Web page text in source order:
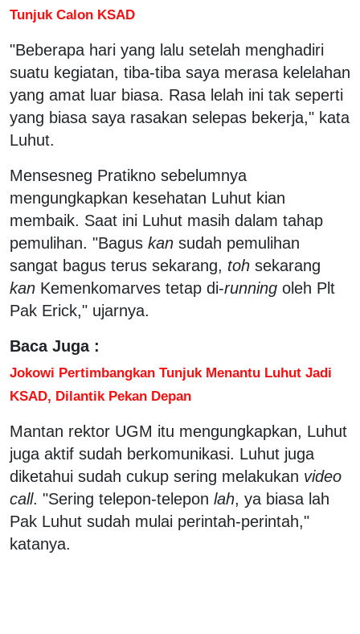
Tunjuk Calon KSAD
"Beberapa hari yang lalu setelah menghadiri
suatu kegiatan, tiba-tiba saya merasa kelelahan
yang amat luar biasa. Rasa lelah ini tak seperti
yang biasa saya rasakan selepas bekerja," kata
Luhut.
Mensesneg Pratikno sebelumnya
mengungkapkan kesehatan Luhut kian
membaik. Saat ini Luhut masih dalam tahap
pemulihan. "Bagus kan sudah pemulihan
sangat bagus terus sekarang, toh sekarang
kan Kemenkomarves tetap di-running oleh Plt
Pak Erick," ujarnya.
Baca Juga :
Jokowi Pertimbangkan Tunjuk Menantu Luhut Jadi
KSAD, Dilantik Pekan Depan
Mantan rektor UGM itu mengungkapkan, Luhut
juga aktif sudah berkomunikasi. Luhut juga
diketahui sudah cukup sering melakukan video
call. "Sering telepon-telepon lah, ya biasa lah
Pak Luhut sudah mulai perintah-perintah,"
katanya.